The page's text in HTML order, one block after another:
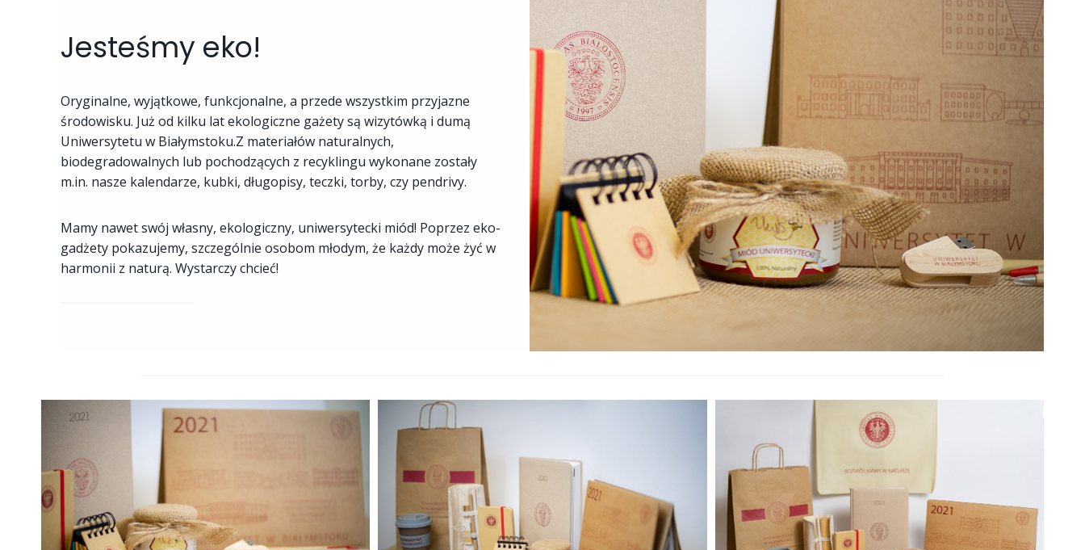
Jesteśmy eko!
Oryginalne, wyjątkowe, funkcjonalne, a przede wszystkim przyjazne
środowisku. Już od kilku lat ekologiczne gażety są wizytówką i dumą
Uniwersytetu w Białymstoku.Z materiałów naturalnych,
biodegradowalnych lub pochodzących z recyklingu wykonane zostały
m.in. nasze kalendarze, kubki, długopisy, teczki, torby, czy pendrivy.
Mamy nawet swój własny, ekologiczny, uniwersytecki miód! Poprzez eko-
gadżety pokazujemy, szczególnie osobom młodym, że każdy może żyć w
harmonii z naturą. Wystarczy chcieć!